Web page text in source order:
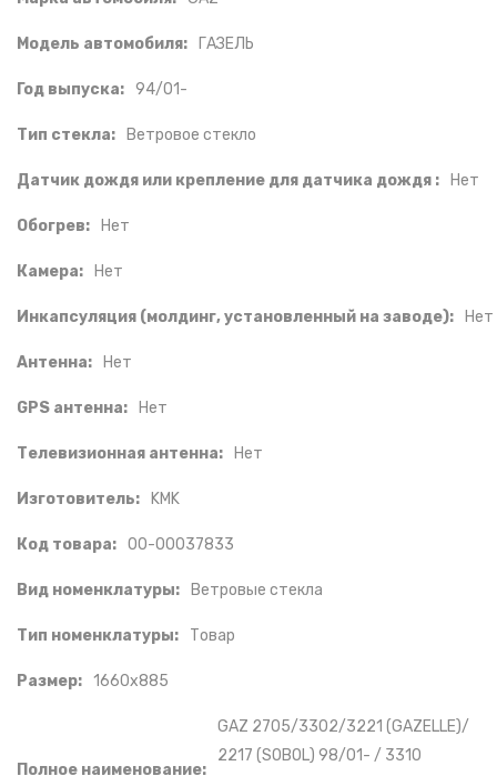
Модель автомобиля: ГАЗЕЛЬ
Год выпуска: 94/01-
Тип стекла: Ветровое стекло
Датчик дождя или крепление для датчика дождя : Нет
Обогрев: Нет
Камера: Нет
Инкапсуляция (молдинг, установленный на заводе): Нет
Антенна: Нет
GPS антенна: Нет
Телевизионная антенна: Нет
Изготовитель: KMK
Код товара: 00-00037833
Вид номенклатуры: Ветровые стекла
Тип номенклатуры: Товар
Размер: 1660x885
Полное наименование:
GAZ 2705/3302/3221 (GAZELLE)/
2217 (SOBOL) 98/01- / 3310